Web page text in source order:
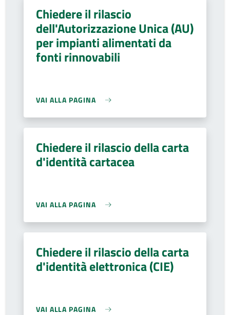
Chiedere il rilascio
dell'Autorizzazione Unica (AU)
per impianti alimentati da
fonti rinnovabili
VAI ALLA PAGINA
Chiedere il rilascio della carta
d'identità cartacea
VAI ALLA PAGINA
Chiedere il rilascio della carta
d'identità elettronica (CIE)
VAI ALLA PAGINA